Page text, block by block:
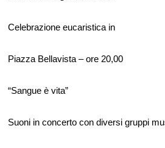
Celebrazione eucaristica in
Piazza Bellavista – ore 20,00
“Sangue è vita”
Suoni in concerto con diversi gruppi